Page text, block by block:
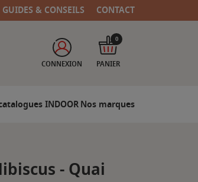
GUIDES & CONSEILS CONTACT
CONNEXION PANIER
0
INDOORNos marques
- Quai